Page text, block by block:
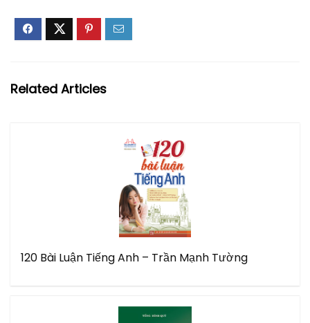
Related Articles
120 Bài Luận Tiếng Anh – Trần Mạnh Tường